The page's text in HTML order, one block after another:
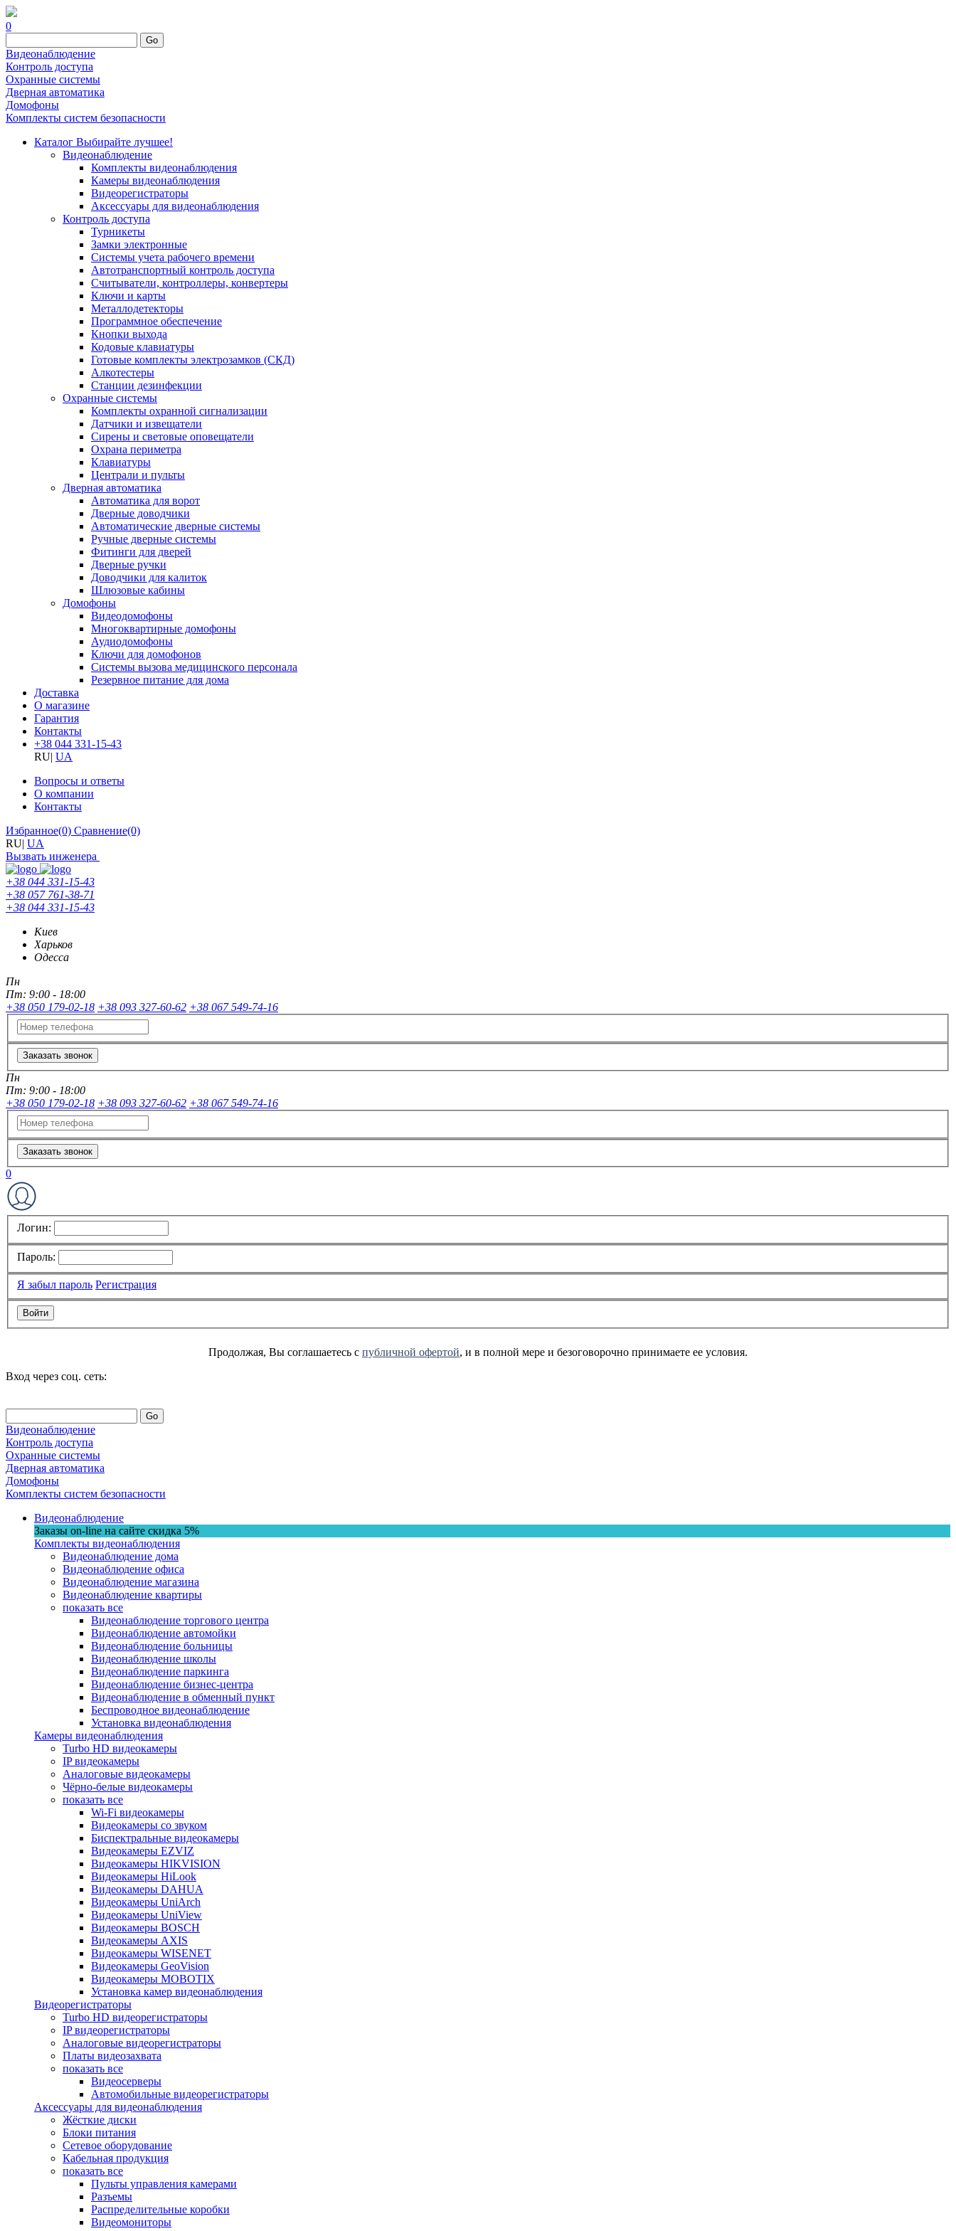
0
Go
Видеонаблюдение
Контроль доступа
Охранные системы
Дверная автоматика
Домофоны
Комплекты систем безопасности
Каталог Выбирайте лучшее!
Видеонаблюдение
Комплекты видеонаблюдения
Камеры видеонаблюдения
Видеорегистраторы
Аксессуары для видеонаблюдения
Контроль доступа
Турникеты
Замки электронные
Системы учета рабочего времени
Автотранспортный контроль доступа
Считыватели, контроллеры, конвертеры
Ключи и карты
Металлодетекторы
Программное обеспечение
Кнопки выхода
Кодовые клавиатуры
Готовые комплекты электрозамков (СКД)
Алкотестеры
Станции дезинфекции
Охранные системы
Комплекты охранной сигнализации
Датчики и извещатели
Сирены и световые оповещатели
Охрана периметра
Клавиатуры
Централи и пульты
Дверная автоматика
Автоматика для ворот
Дверные доводчики
Автоматические дверные системы
Ручные дверные системы
Фитинги для дверей
Дверные ручки
Доводчики для калиток
Шлюзовые кабины
Домофоны
Видеодомофоны
Многоквартирные домофоны
Аудиодомофоны
Ключи для домофонов
Системы вызова медицинского персонала
Резервное питание для дома
Доставка
О магазине
Гарантия
Контакты
+38 044 331-15-43
RU| UA
Вопросы и ответы
О компании
Контакты
Избранное(0) Сравнение(0)
RU| UA
Вызвать инженера
+38 044 331-15-43
+38 057 761-38-71
+38 044 331-15-43
Киев
Харьков
Одесса
Пн
Пт: 9:00 - 18:00
+38 050 179-02-18 +38 093 327-60-62 +38 067 549-74-16
Заказать звонок
Пн
Пт: 9:00 - 18:00
+38 050 179-02-18 +38 093 327-60-62 +38 067 549-74-16
Заказать звонок
0
Логин:
Пароль:
Я забыл пароль Регистрация
Продолжая, Вы соглашаетесь с публичной офертой, и в полной мере и безоговорочно принимаете ее условия.
Вход через соц. сеть:
Go
Видеонаблюдение
Контроль доступа
Охранные системы
Дверная автоматика
Домофоны
Комплекты систем безопасности
Видеонаблюдение
Заказы on-line на сaйте скидка 5%
Комплекты видеонаблюдения
Видеонаблюдение дома
Видеонаблюдение офиса
Видеонаблюдение магазина
Видеонаблюдение квартиры
показать все
Видеонаблюдение торгового центра
Видеонаблюдение автомойки
Видеонаблюдение больницы
Видеонаблюдение школы
Видеонаблюдение паркинга
Видеонаблюдение бизнес-центра
Видеонаблюдение в обменный пункт
Беспроводное видеонаблюдение
Установка видеонаблюдения
Камеры видеонаблюдения
Turbo HD видеокамеры
IP видеокамеры
Аналоговые видеокамеры
Чёрно-белые видеокамеры
показать все
Wi-Fi видеокамеры
Видеокамеры со звуком
Биспектральные видеокамеры
Видеокамеры EZVIZ
Видеокамеры HIKVISION
Видеокамеры HiLook
Видеокамеры DAHUA
Видеокамеры UniArch
Видеокамеры UniView
Видеокамеры BOSCH
Видеокамеры AXIS
Видеокамеры WISENET
Видеокамеры GeoVision
Видеокамеры MOBOTIX
Установка камер видеонаблюдения
Видеорегистраторы
Turbo HD видеорегистраторы
IP видеорегистраторы
Аналоговые видеорегистраторы
Платы видеозахвата
показать все
Видеосерверы
Автомобильные видеорегистраторы
Аксессуары для видеонаблюдения
Жёсткие диски
Блоки питания
Сетевое оборудование
Кабельная продукция
показать все
Пульты управления камерами
Разъемы
Распределительные коробки
Видеомониторы